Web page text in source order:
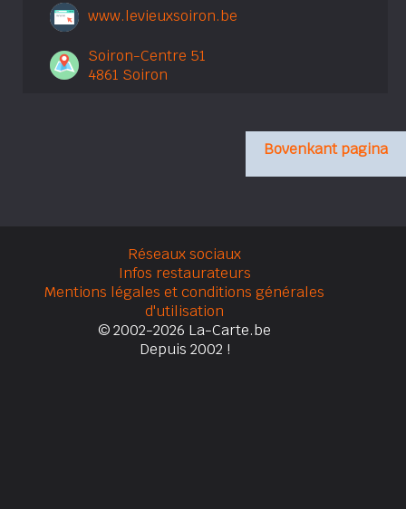
www.levieuxsoiron.be
Soiron-Centre 51
4861 Soiron
Bovenkant pagina
Réseaux sociaux
Infos restaurateurs
Mentions légales et conditions générales
d'utilisation
© 2002-2026 La-Carte.be
Depuis 2002 !